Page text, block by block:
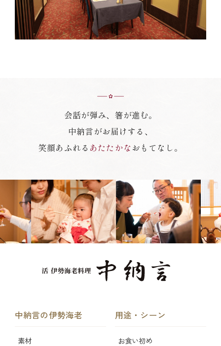
会話が弾み、箸が進む。
中納言がお届けする、
笑顔あふれる あたたかな おもてなし。
中納言の伊勢海老
素材
用途・シーン
お食い初め